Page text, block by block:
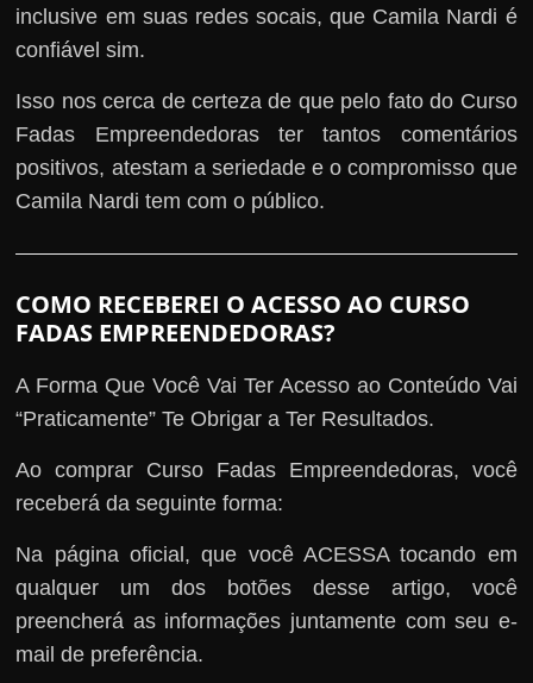
inclusive em suas redes socais, que Camila Nardi é
confiável sim.
Isso nos cerca de certeza de que pelo fato do Curso
Fadas Empreendedoras ter tantos comentários
positivos, atestam a seriedade e o compromisso que
Camila Nardi tem com o público.
COMO RECEBEREI O ACESSO AO CURSO
FADAS EMPREENDEDORAS?
A Forma Que Você Vai Ter Acesso ao Conteúdo Vai
“Praticamente” Te Obrigar a Ter Resultados.
Ao comprar Curso Fadas Empreendedoras, você
receberá da seguinte forma:
Na página oficial, que você ACESSA tocando em
qualquer um dos botões desse artigo, você
preencherá as informações juntamente com seu e-
mail de preferência.